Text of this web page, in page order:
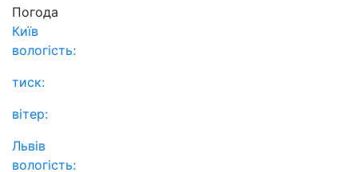
Погода
Київ
вологість:
тиск:
вітер:
Львів
вологість: